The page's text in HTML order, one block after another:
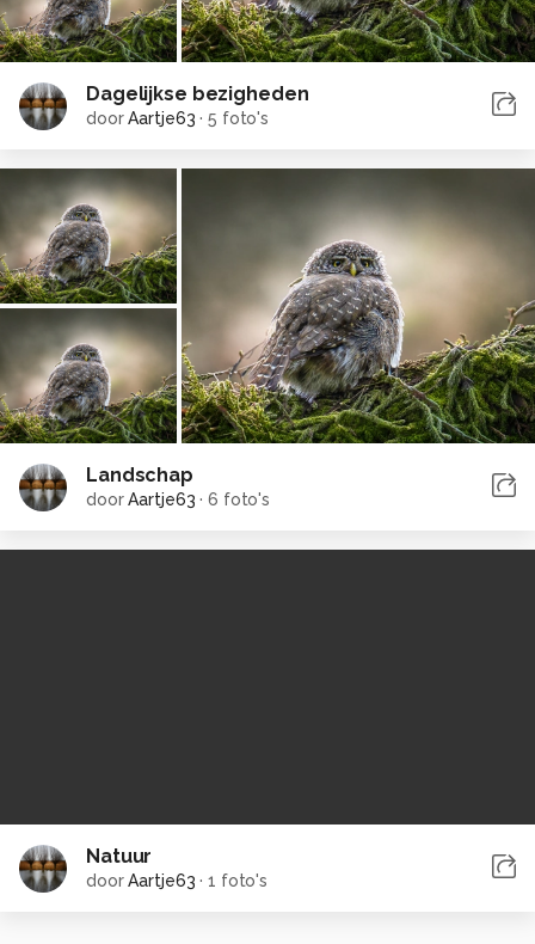
Dagelijkse bezigheden
doorAartje63 ·5 foto's
Landschap
doorAartje63 ·6 foto's
Natuur
doorAartje63 ·1 foto's